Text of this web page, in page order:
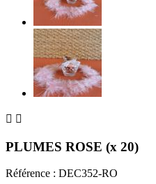
 
PLUMES ROSE (x 20)
Référence : DEC352-RO